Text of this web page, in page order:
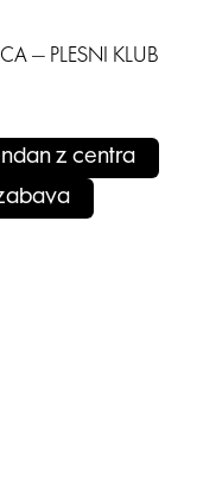
– PLESNI KLUB
z centra